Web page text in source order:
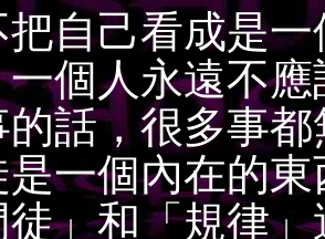
己看成是一
個人永遠不
話，很多事
是一個內在的
」和「規律